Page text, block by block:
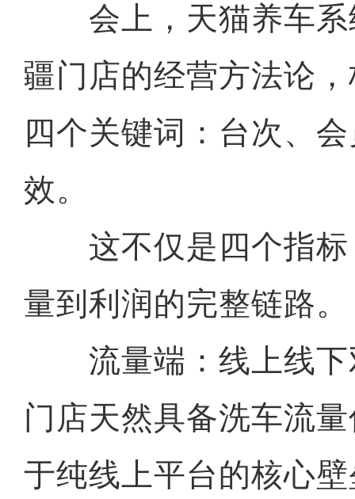
会上，天猫养车系
疆门店的经营方法论
四个关键词：台次、
效。
这不仅是四个指标
量到利润的完整链路。
流量端：线上线下
门店天然具备洗车流
于纯线上平台的核心